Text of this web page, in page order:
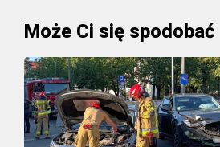
Może Ci się spodobać